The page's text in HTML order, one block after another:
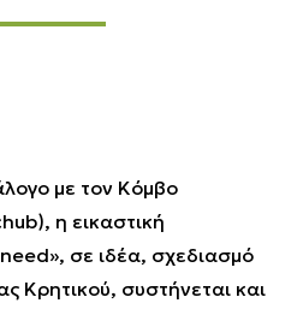
με τον Κόμβο
η εικαστική
σε ιδέα, σχεδιασμό
Κρητικού, συστήνεται και